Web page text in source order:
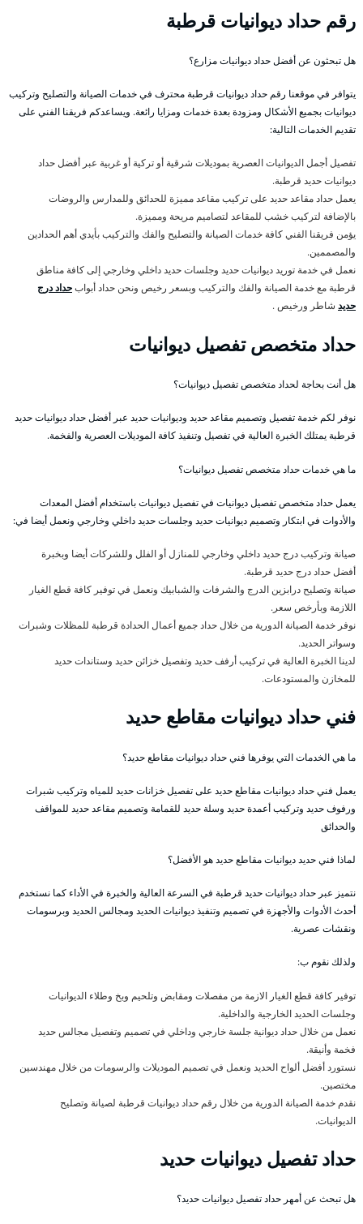
رقم حداد ديوانيات قرطبة
هل تبحثون عن أفضل حداد ديوانيات مزارع؟
يتوافر في موقعنا رقم حداد ديوانيات قرطبة محترف في خدمات الصيانة والتصليح وتركيب
ديوانيات بجميع الأشكال ومزودة بعدة خدمات ومزايا رائعة. ويساعدكم فريقنا الفني على
تقديم الخدمات التالية:
تفصيل أجمل الديوانيات العصرية بموديلات شرقية أو تركية أو غربية عبر أفضل حداد
ديوانيات حديد قرطبة.
يعمل حداد مقاعد حديد على تركيب مقاعد مميزة للحدائق وللمدارس والروضات
بالإضافة لتركيب خشب للمقاعد لتصاميم مريحة ومميزة.
يؤمن فريقنا الفني كافة خدمات الصيانة والتصليح والفك والتركيب بأيدي أهم الحدادين
والمصممين.
نعمل في خدمة توريد ديوانيات حديد وجلسات حديد داخلي وخارجي إلى كافة مناطق
قرطبة مع خدمة الصيانة والفك والتركيب وبسعر رخيص ونحن حداد أبوابحداد درج
حديد شاطر ورخيص .
حداد متخصص تفصيل ديوانيات
هل أنت بحاجة لحداد متخصص تفصيل ديوانيات؟
نوفر لكم خدمة تفصيل وتصميم مقاعد حديد وديوانيات حديد عبر أفضل حداد ديوانيات حديد
قرطبة يمتلك الخبرة العالية في تفصيل وتنفيذ كافة الموديلات العصرية والفخمة.
ما هي خدمات حداد متخصص تفصيل ديوانيات؟
يعمل حداد متخصص تفصيل ديوانيات في تفصيل ديوانيات باستخدام أفضل المعدات
والأدوات في ابتكار وتصميم ديوانيات حديد وجلسات حديد داخلي وخارجي ونعمل أيضا في:
صيانة وتركيب درج حديد داخلي وخارجي للمنازل أو الفلل وللشركات أيضا وبخبرة
أفضل حداد درج حديد قرطبة.
صيانة وتصليح درابزين الدرج والشرفات والشبابيك ونعمل في توفير كافة قطع الغيار
اللازمة وبأرخص سعر.
نوفر خدمة الصيانة الدورية من خلال حداد جميع أعمال الحدادة قرطبة للمظلات وشبرات
وسواتر الحديد.
لدينا الخبرة العالية في تركيب أرفف حديد وتفصيل خزائن حديد وستاندات حديد
للمخازن والمستودعات.
فني حداد ديوانيات مقاطع حديد
ما هي الخدمات التي يوفرها فني حداد ديوانيات مقاطع حديد؟
يعمل فني حداد ديوانيات مقاطع حديد على تفصيل خزانات حديد للمياه وتركيب شبرات
ورفوف حديد وتركيب أعمدة حديد وسلة حديد للقمامة وتصميم مقاعد حديد للمواقف
والحدائق
لماذا فني حديد ديوانيات مقاطع حديد هو الأفضل؟
نتميز عبر حداد ديوانيات حديد قرطبة في السرعة العالية والخبرة في الأداء كما نستخدم
أحدث الأدوات والأجهزة في تصميم وتنفيذ ديوانيات الحديد ومجالس الحديد وبرسومات
ونقشات عصرية.
ولذلك نقوم ب:
توفير كافة قطع الغيار الازمة من مفصلات ومقابض وتلحيم وبخ وطلاء الديوانيات
وجلسات الحديد الخارجية والداخلية.
نعمل من خلال حداد ديوانية جلسة خارجي وداخلي في تصميم وتفصيل مجالس حديد
فخمة وأنيقة.
نستورد أفضل ألواح الحديد ونعمل في تصميم الموديلات والرسومات من خلال مهندسين
مختصين.
نقدم خدمة الصيانة الدورية من خلال رقم حداد ديوانيات قرطبة لصيانة وتصليح
الديوانيات.
حداد تفصيل ديوانيات حديد
هل تبحث عن أمهر حداد تفصيل ديوانيات حديد؟